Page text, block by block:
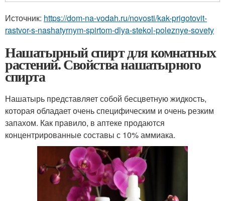
Источник: https://dom-na-vodah.ru/novosti/kak-prigotovit-
rastvor-s-nashatyrnym-spirtom-dlya-stekol-poleznye-sovety
Нашатырный спирт для комнатных
растений. Свойства нашатырного
спирта
Нашатырь представляет собой бесцветную жидкость,
которая обладает очень специфическим и очень резким
запахом. Как правило, в аптеке продаются
концентрированные составы с 10% аммиака.